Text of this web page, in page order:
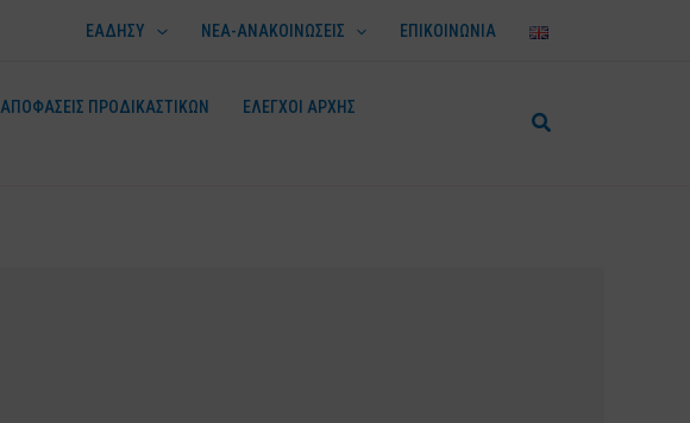
ΕΑΔΗΣΥ ΝΕΑ-ΑΝΑΚΟΙΝΩΣΕΙΣ ΕΠΙΚΟΙΝΩΝΙΑ
ΑΠΟΦΑΣΕΙΣ ΠΡΟΔΙΚΑΣΤΙΚΩΝ
ΕΛΕΓΧΟΙ ΑΡΧΗΣ